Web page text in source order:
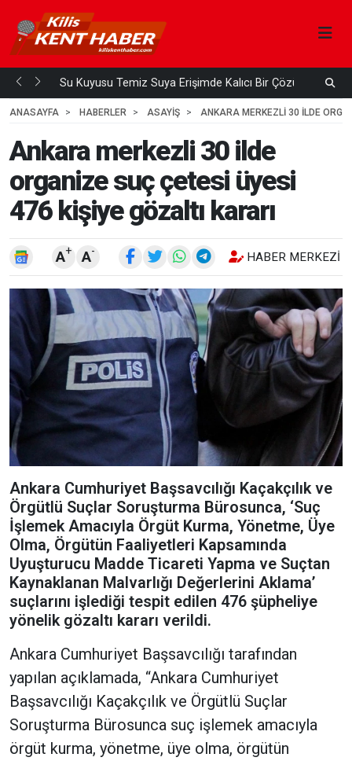
Su Kuyusu Temiz Suya Erişimde Kalıcı Bir Çözüm
4
ANASAYFA HABERLER ASAYİŞ ANKARA MERKEZLI 30 ILDE
Ankara merkezli 30 ilde
organize suç çetesi üyesi
476 kişiye gözaltı kararı
A+ A- HABER MERKEZI
Ankara Cumhuriyet Başsavcılığı Kaçakçılık ve
Örgütlü Suçlar Soruşturma Bürosunca, ‘Suç
İşlemek Amacıyla Örgüt Kurma, Yönetme, Üye
Olma, Örgütün Faaliyetleri Kapsamında
Uyuşturucu Madde Ticareti Yapma ve Suçtan
Kaynaklanan Malvarlığı Değerlerini Aklama’
suçlarını işlediği tespit edilen 476 şüpheliye
yönelik gözaltı kararı verildi.
Ankara Cumhuriyet Başsavcılığı tarafından
yapılan açıklamada, “Ankara Cumhuriyet
Başsavcılığı Kaçakçılık ve Örgütlü Suçlar
Soruşturma Bürosunca suç işlemek amacıyla
örgüt kurma, yönetme, üye olma, örgütün